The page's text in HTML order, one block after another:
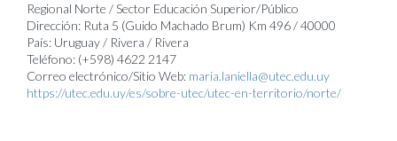
Regional Norte / Sector Educación Superior/Público
Dirección: Ruta 5 (Guido Machado Brum) Km 496 / 40000
País: Uruguay / Rivera / Rivera
Teléfono: (+598) 4622 2147
Correo electrónico/Sitio Web: maria.laniella@utec.edu.uy
https://utec.edu.uy/es/sobre-utec/utec-en-territorio/norte/